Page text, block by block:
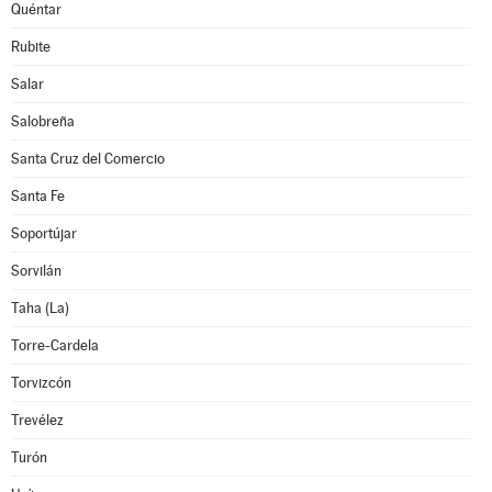
Quéntar
Rubite
Salar
Salobreña
Santa Cruz del Comercio
Santa Fe
Soportújar
Sorvilán
Taha (La)
Torre-Cardela
Torvizcón
Trevélez
Turón